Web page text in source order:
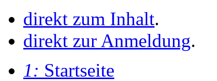
direkt zum Inhalt.
direkt zur Anmeldung.
1: Startseite